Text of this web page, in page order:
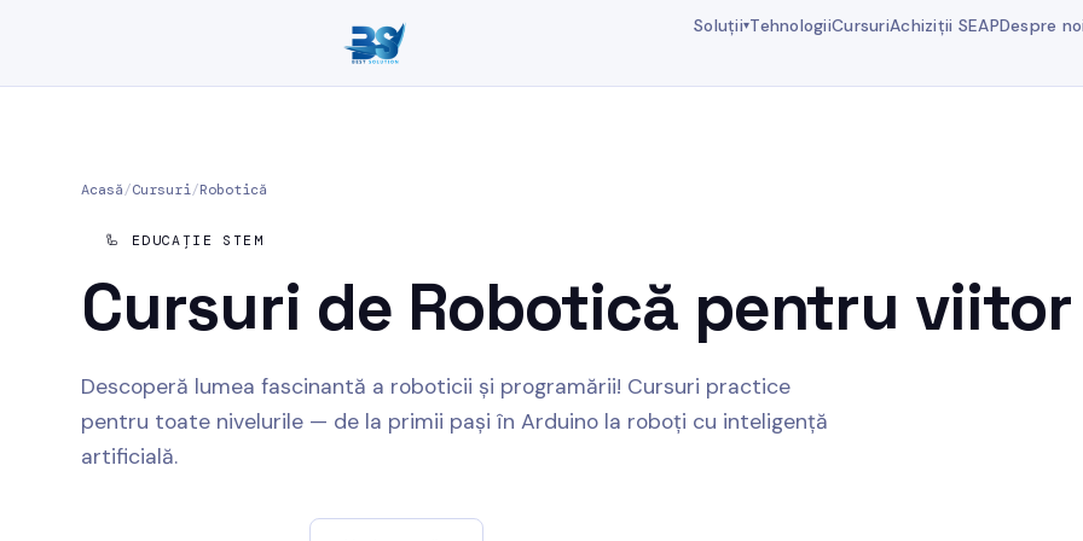
Soluții▾TehnologiiCursuriAchiziții SEAPDespre noi
Acasă/Cursuri/Robotică
🦾 EDUCAȚIE STEM
Cursuri de Roboticăpentru viitor
Descoperă lumea fascinantă a roboticii și programării! Cursuri practice
pentru toate nivelurile — de la primii pași în Arduino la roboți cu inteligență
artificială.